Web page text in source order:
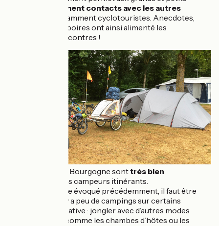
nouer facilement contacts avec les autres
notamment cyclotouristes. Anecdotes,
bons plans et déboires ont ainsi alimenté les
nombreuses rencontres !
Les campings en Bourgogne sonttrès bien
pour des campeurs itinérants.
Toutefois, comme évoqué précédemment, il faut être
prévoyant car il y a peu de campings sur certains
tronçons. Alternative : jongler avec d’autres modes
d’hébergement comme les chambes d’hôtes ou les